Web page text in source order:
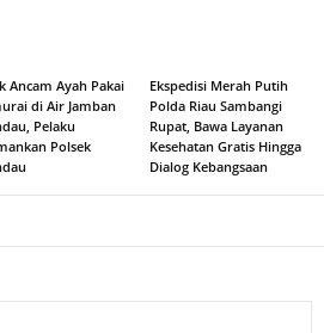
Ancam Ayah Pakai
di Air Jamban
Pelaku
Polsek
Ekspedisi Merah Putih
Polda Riau Sambangi
Rupat, Bawa Layanan
Kesehatan Gratis Hingga
Dialog Kebangsaan